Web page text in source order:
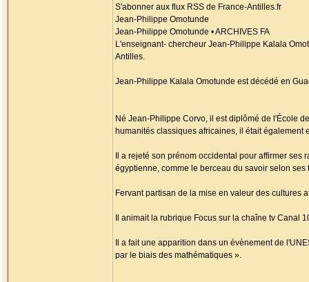
S'abonner aux flux RSS de France-Antilles.fr
Jean-Philippe Omotunde
Jean-Philippe Omotunde • ARCHIVES FA
L'enseignant- chercheur Jean-Philippe Kalala
Antilles.
Jean-Philippe Kalala Omotunde est décédé en
Né Jean-Philippe Corvo, il est diplômé de l'École
humanités classiques africaines, il était également
Il a rejeté son prénom occidental pour affirmer
égyptienne, comme le berceau du savoir selon
Fervant partisan de la mise en valeur des cultures
Il animait la rubrique Focus sur la chaîne tv Canal
Il a fait une apparition dans un évènement de
par le biais des mathématiques ».